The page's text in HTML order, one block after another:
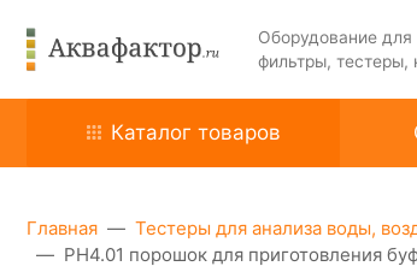
Оборудование для
фильтры, тестеры,
Каталог товаров
Главная Тестеры для анализа воды,
PH4.01 порошок для приготовления